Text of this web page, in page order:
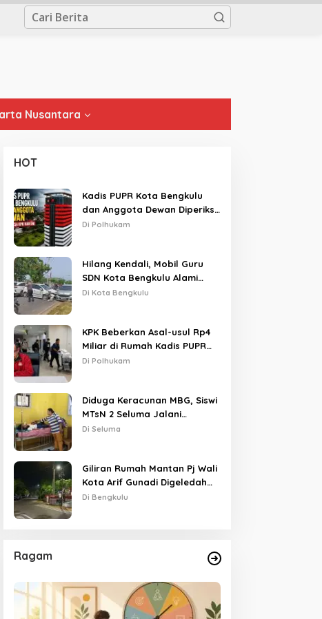
Nusantara
HOT
Kadis PUPR Kota Bengkulu
dan Anggota Dewan Diperiksa
KPK Hari Ini
Di Polhukam
Hilang Kendali, Mobil Guru
SDN Kota Bengkulu Alami
Tabrakan Beruntun di Lampu
Di Kota Bengkulu
KPK Beberkan Asal-usul Rp4
Miliar di Rumah Kadis PUPR
Kota Bengkulu
Di Polhukam
Diduga Keracunan MBG, Siswi
MTsN 2 Seluma Jalani
Perawatan Intensif di RSUD
Di Seluma
Giliran Rumah Mantan Pj Wali
Kota Arif Gunadi Digeledah
KPK, Sinyal Pengusutan
Di Bengkulu
Ragam